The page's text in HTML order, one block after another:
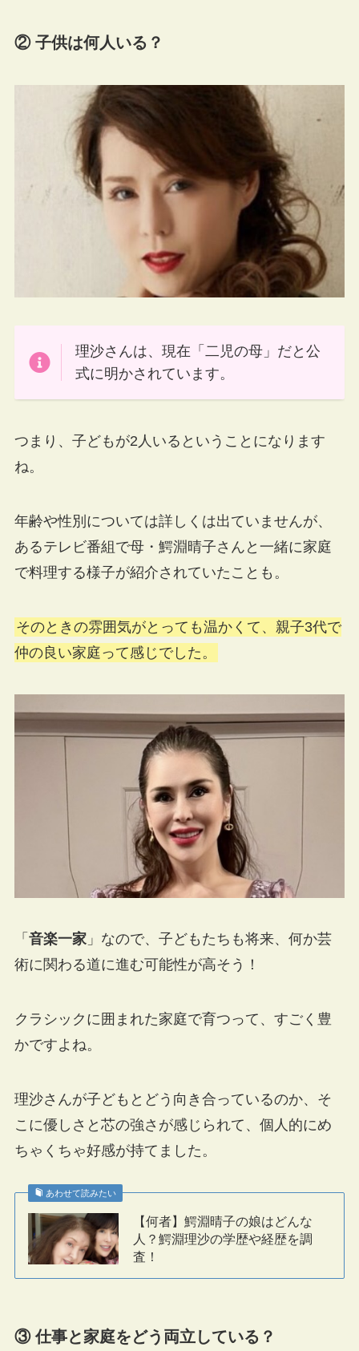
② 子供は何人いる？
理沙さんは、現在「二児の母」だと公
式に明かされています。
つまり、子どもが2人いるということになります
ね。
年齢や性別については詳しくは出ていませんが、
あるテレビ番組で母・鰐淵晴子さんと一緒に家庭
で料理する様子が紹介されていたことも。
そのときの雰囲気がとっても温かくて、親子3代で
仲の良い家庭って感じでした。
「 音楽一家」なので、子どもたちも将来、何か芸
術に関わる道に進む可能性が高そう！
クラシックに囲まれた家庭で育つって、すごく豊
かですよね。
理沙さんが子どもとどう向き合っているのか、そ
こに優しさと芯の強さが感じられて、個人的にめ
ちゃくちゃ好感が持てました。
あわせて読みたい
【何者】鰐淵晴子の娘はどんな
人？鰐淵理沙の学歴や経歴を調
査！
③ 仕事と家庭をどう両立している？